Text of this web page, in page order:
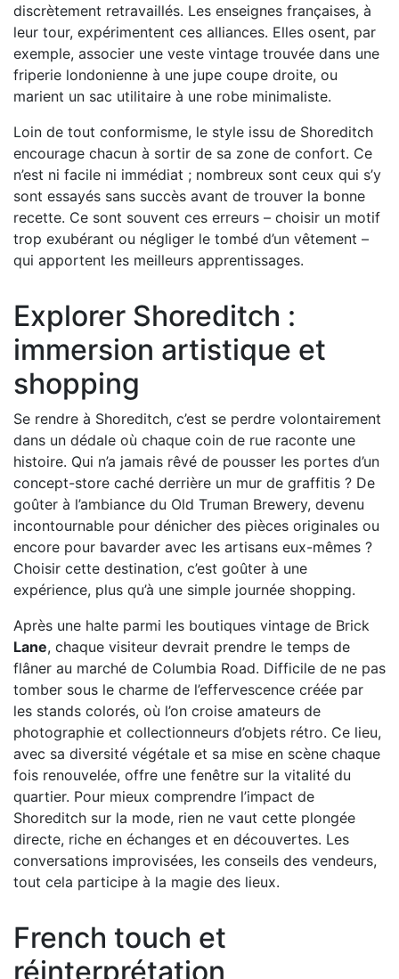
discrètement retravaillés. Les enseignes françaises, à
leur tour, expérimentent ces alliances. Elles osent, par
exemple, associer une veste vintage trouvée dans une
friperie londonienne à une jupe coupe droite, ou
marient un sac utilitaire à une robe minimaliste.
Loin de tout conformisme, le style issu de Shoreditch
encourage chacun à sortir de sa zone de confort. Ce
n’est ni facile ni immédiat ; nombreux sont ceux qui s’y
sont essayés sans succès avant de trouver la bonne
recette. Ce sont souvent ces erreurs – choisir un motif
trop exubérant ou négliger le tombé d’un vêtement –
qui apportent les meilleurs apprentissages.
Explorer Shoreditch :
immersion artistique et
shopping
Se rendre à Shoreditch, c’est se perdre volontairement
dans un dédale où chaque coin de rue raconte une
histoire. Qui n’a jamais rêvé de pousser les portes d’un
concept-store caché derrière un mur de graffitis ? De
goûter à l’ambiance du Old Truman Brewery, devenu
incontournable pour dénicher des pièces originales ou
encore pour bavarder avec les artisans eux-mêmes ?
Choisir cette destination, c’est goûter à une
expérience, plus qu’à une simple journée shopping.
Après une halte parmi les boutiques vintage de Brick
Lane, chaque visiteur devrait prendre le temps de
flâner au marché de Columbia Road. Difficile de ne pas
tomber sous le charme de l’effervescence créée par
les stands colorés, où l’on croise amateurs de
photographie et collectionneurs d’objets rétro. Ce lieu,
avec sa diversité végétale et sa mise en scène chaque
fois renouvelée, offre une fenêtre sur la vitalité du
quartier. Pour mieux comprendre l’impact de
Shoreditch sur la mode, rien ne vaut cette plongée
directe, riche en échanges et en découvertes. Les
conversations improvisées, les conseils des vendeurs,
tout cela participe à la magie des lieux.
French touch et
réinterprétation